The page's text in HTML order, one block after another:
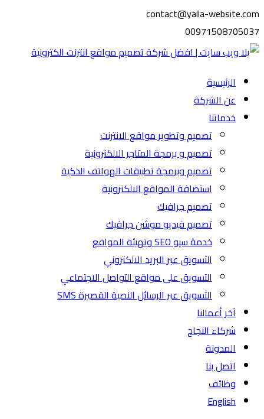
contact@yalla-website.com
00971508705037
الرئيسية
عن الشركة
خدماتنا
تصميم وتطوير مواقع الانترنت
تصميم و برمجة المتاجر الالكترونية
تصميم وبرمجة تطبيقات الهواتف الذكية
استضافة المواقع الالكترونية
تصميم جرافيك
تصميم فيديو موشن جرافيك
خدمة سيو SEO وتهيئة المواقع
التسويق عبر البريد الالكتروني
التسويق على مواقع التواصل الاجتماعي
التسويق عبر الرسائل النصية القصيرة SMS
آخر أعمالنا
شركاء النجاح
المدونة
اتصل بنا
وظائف
English